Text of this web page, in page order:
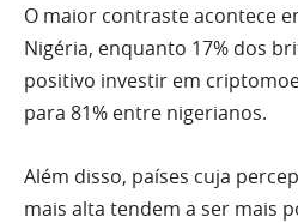
O maior contraste acontece
Nigéria, enquanto 17% dos
positivo investir em
para 81% entre nigerianos.
Além disso, países cuja
mais alta tendem a ser mais